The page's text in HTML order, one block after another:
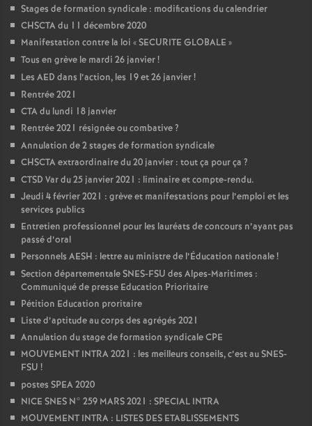
Stages de formation syndicale : modifications du calendrier
CHSCTA du 11 décembre 2020
Manifestation contre la loi «SECURITE GLOBALE »
Tous en grève le mardi 26 janvier!
Les AED dans l’action, les 19 et 26 janvier!
Rentrée 2021
CTA du lundi 18 janvier
Rentrée 2021 résignée ou combative?
Annulation de 2 stages de formation syndicale
CHSCTA extraordinaire du 20 janvier : tout ça pour ça ?
CTSD Var du 25 janvier 2021 : liminaire et compte-rendu.
Jeudi 4 février 2021 : grève et manifestations pour l’emploi et les
services publics
Entretien professionnel pour les lauréats de concours n’ayant pas
passé d’oral
Personnels AESH : lettre au ministre de l’Éducation nationale!
Section départementale SNES-FSU des Alpes-Maritimes :
Communiqué de presse Education Prioritaire
Pétition Education proritaire
Liste d’aptitude au corps des agrégés 2021
Annulation du stage de formation syndicale CPE
MOUVEMENT INTRA 2021 : les meilleurs conseils, c’est au SNES-
FSU !
postes SPEA 2020
NICE SNES N° 259 MARS 2021 : SPECIAL INTRA
MOUVEMENT INTRA : LISTES DES ETABLISSEMENTS